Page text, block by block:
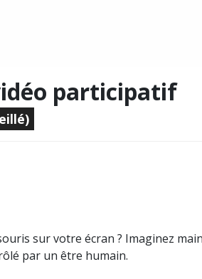
participatif
sur votre écran ? Imaginez
par un être humain.